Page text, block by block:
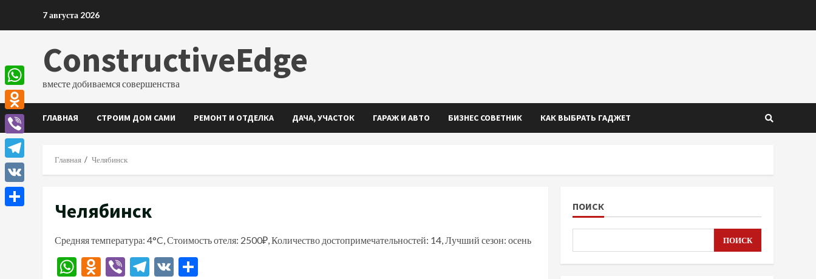
7 августа 2026
ConstructiveEdge
вместе добиваемся совершенства
ГЛАВНАЯ СТРОИМ ДОМ САМИ РЕМОНТ И ОТДЕЛКА ДАЧА, УЧАСТОК ГАРАЖ И АВТО БИЗНЕС СОВЕТНИК КАК ВЫБРАТЬ ГАДЖЕТ
Главная Челябинск
Челябинск
Средняя температура: 4°C, Стоимость отеля: 2500₽, Количество достопримечательностей: 14, Лучший сезон: осень
WhatsApp
Odnoklassniki
ViberTelegram
VK
ПОИСК
ПОИСК
WhatsApp
Odnoklassniki
Viber
Telegram
VK